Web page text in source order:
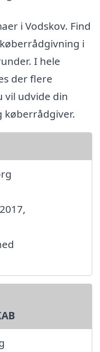
i Vodskov. Find
i
I hele
der flere
vil udvide din
køberrådgiver.